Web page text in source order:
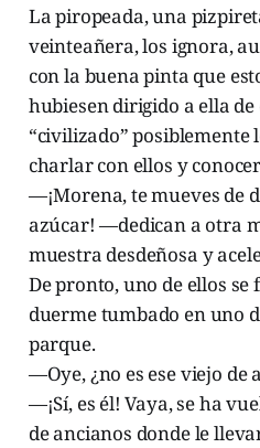
La piropeada, una
veinteañera, los ignora,
con la buena pinta que
hubiesen dirigido a ella
“civilizado” posiblemente
charlar con ellos y
—¡Morena, te mueves de
azúcar! —dedican a otra
muestra desdeñosa y
De pronto, uno de ellos
duerme tumbado en uno
parque.
—Oye, ¿no es ese viejo de
—¡Sí, es él! Vaya, se ha
de ancianos donde le